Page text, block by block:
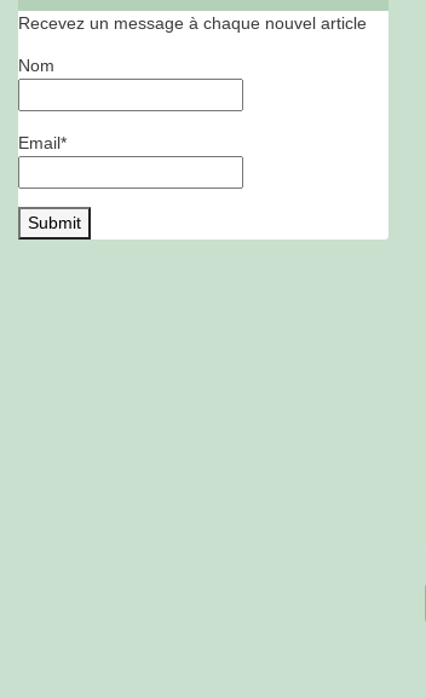
Recevez un message à chaque nouvel article
Nom
Email*